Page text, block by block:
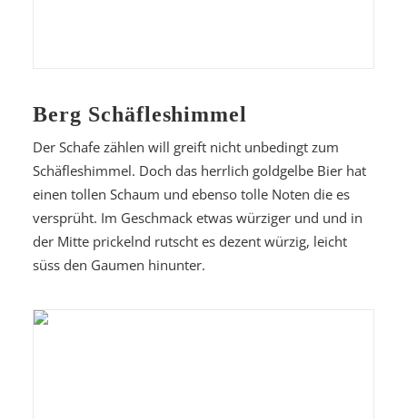
Berg Schäfleshimmel
Der Schafe zählen will greift nicht unbedingt zum
Schäfleshimmel. Doch das herrlich goldgelbe Bier hat
einen tollen Schaum und ebenso tolle Noten die es
versprüht. Im Geschmack etwas würziger und und in
der Mitte prickelnd rutscht es dezent würzig, leicht
süss den Gaumen hinunter.